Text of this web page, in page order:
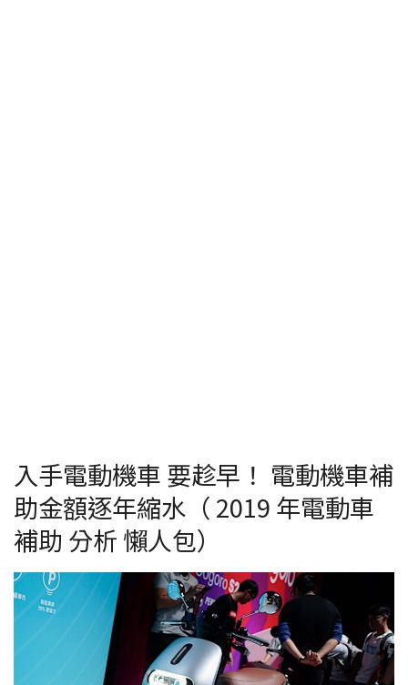
入手電動機車 要趁早！ 電動機車補
助金額逐年縮水（ 2019 年電動車
補助 分析 懶人包）